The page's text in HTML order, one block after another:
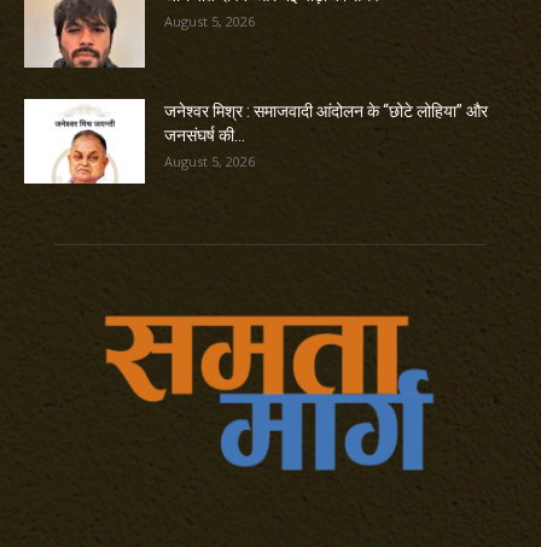
August 5, 2026
जनेश्वर मिश्र : समाजवादी आंदोलन के “छोटे लोहिया” और
जनसंघर्ष की...
August 5, 2026